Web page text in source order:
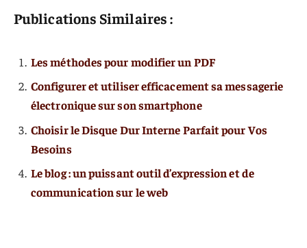
Publications Similaires :
Les méthodes pour modifier un PDF
Configurer et utiliser efficacement sa messagerie
électronique sur son smartphone
Choisir le Disque Dur Interne Parfait pour Vos
Besoins
Le blog : un puissant outil d’expression et de
communication sur le web